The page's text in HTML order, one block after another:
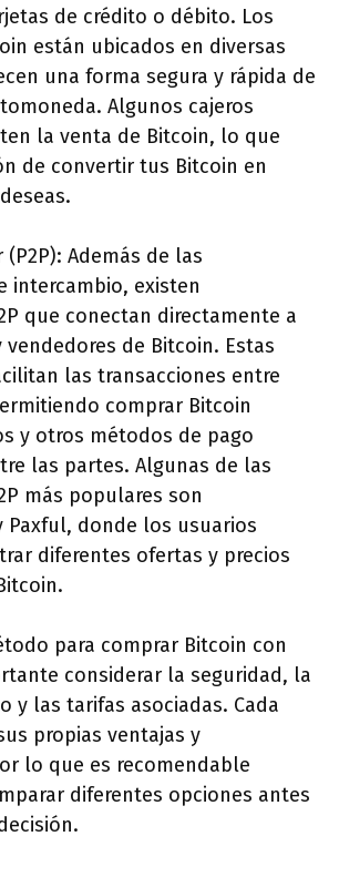
de crédito o débito. Los
están ubicados en diversas
una forma segura y rápida de
Algunos cajeros
la venta de Bitcoin, lo que
de convertir tus Bitcoin en
Además de las
intercambio, existen
que conectan directamente a
vendedores de Bitcoin. Estas
las transacciones entre
comprar Bitcoin
y otros métodos de pago
las partes. Algunas de las
más populares son
Paxful, donde los usuarios
diferentes ofertas y precios
para comprar Bitcoin con
considerar la seguridad, la
y las tarifas asociadas. Cada
propias ventajas y
lo que es recomendable
diferentes opciones antes